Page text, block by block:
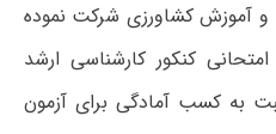
و آموزش کشاورزی شرکت نموده
کنکور کارشناسی ارشد
به کسب آمادگی برای آزمون